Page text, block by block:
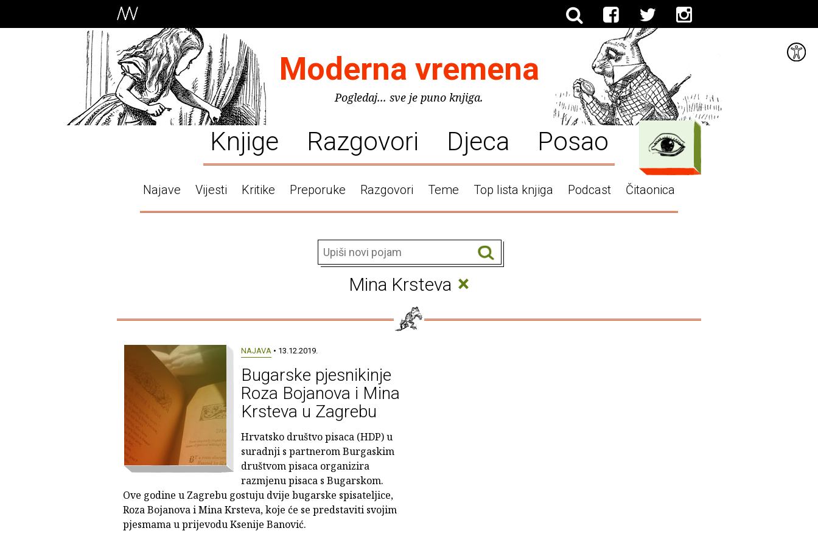
Moderna vremena
Pogledaj... sve je puno knjiga.
Knjige Razgovori Djeca Posao
Najave Vijesti Kritike Preporuke Razgovori Teme Top lista knjiga Podcast Čitaonica
Mina Krsteva ×
NAJAVA • 13.12.2019.
Bugarske pjesnikinje
Roza Bojanova i Mina
Krsteva u Zagrebu
Hrvatsko društvo pisaca (HDP) u
suradnji s partnerom Burgaskim
društvom pisaca organizira
razmjenu pisaca s Bugarskom.
Ove godine u Zagrebu gostuju dvije bugarske spisateljice,
Roza Bojanova i Mina Krsteva, koje će se predstaviti svojim
pjesmama u prijevodu Ksenije Banović.